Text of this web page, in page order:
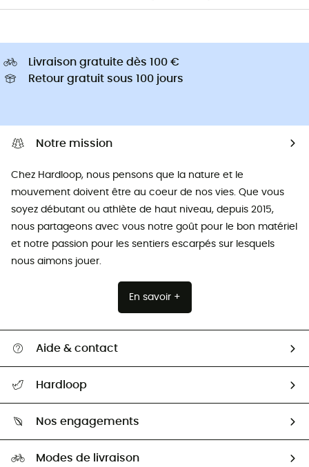
Livraison gratuite dès 100 €
Retour gratuit sous 100 jours
Notre mission
Chez Hardloop, nous pensons que la nature et le
mouvement doivent être au coeur de nos vies. Que vous
soyez débutant ou athlète de haut niveau, depuis 2015,
nous partageons avec vous notre goût pour le bon matériel
et notre passion pour les sentiers escarpés sur lesquels
nous aimons jouer.
En savoir +
Aide & contact
Guide des tailles
Seconde Main
Hardloop
HardGuides
Nos engagements
Modes de livraison